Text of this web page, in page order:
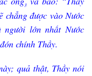
3
chẳng được vào Nước
lớn nhất Nước
chính Thầy.
quả thật, Thầy nói